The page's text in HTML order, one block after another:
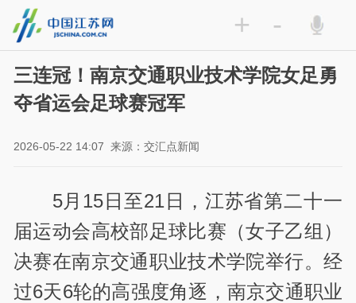
+ -
三连冠！南京交通职业技术学院女足勇
夺省运会足球赛冠军
2026-05-22 14:07 来源：交汇点新闻
5月15日至21日，江苏省第二十一
届运动会高校部足球比赛（女子乙组）
决赛在南京交通职业技术学院举行。经
过6天6轮的高强度角逐，南京交通职业